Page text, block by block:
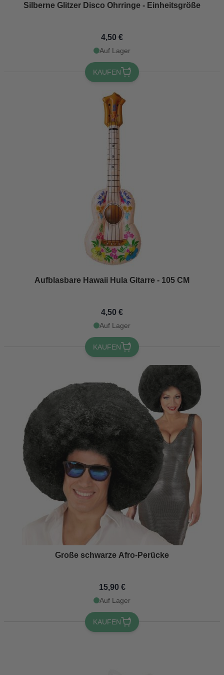
Silberne Glitzer Disco Ohrringe - Einheitsgröße
4,50 €
Auf Lager
KAUFEN
Aufblasbare Hawaii Hula Gitarre - 105 CM
4,50 €
Auf Lager
KAUFEN
Große schwarze Afro-Perücke
15,90 €
Auf Lager
KAUFEN